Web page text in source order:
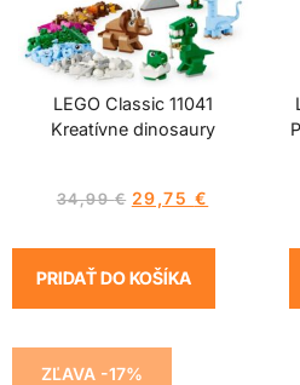
LEGO Classic 11041
Kreatívne dinosaury
34,99€ 29,75 €
PRIDAŤ DO KOŠÍKA
ZĽAVA -17%